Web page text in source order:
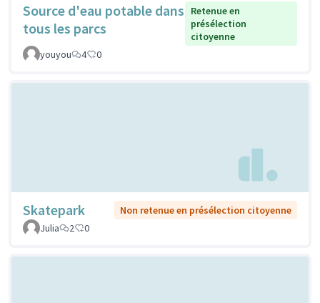
Source d'eau potable dans
tous les parcs
Retenue en
présélection
citoyenne
youyou
4 0
Skatepark
Non retenue en présélection citoyenne
Julia
2 0